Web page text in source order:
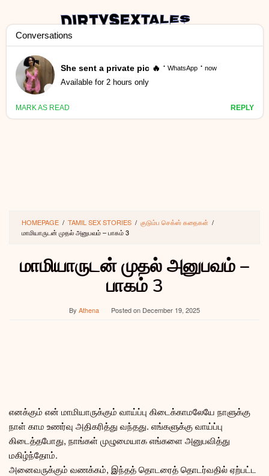
content
HOMEPAGE / TAMIL SEX STORIES / குடும்ப செக்ஸ் கதைகள் /
மாமியாருடன் முதல் அனுபவம் – பாகம் 3
மாமியாருடன் முதல் அனுபவம் –
பாகம் 3
By Athena Posted on December 19, 2025
எனக்கும் என் மாமியாருக்கும் வாய்ப்பு கிடைக்காமலேயே நாளுக்கு
நாள் காம உணர்வு அதிகரித்து வந்தது. எங்களுக்கு வாய்ப்பு
கிடைத்தபோது, நாங்கள் முழுமையாக எங்களை அனுபவித்து
மகிழ்ந்தோம்.
அனைவருக்கும் வணக்கம், இந்தத் தொடரைத் தொடர்வதில் ஏற்பட்ட